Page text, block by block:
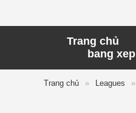
Trang chủ
bang
Trang chủ » Leagues »